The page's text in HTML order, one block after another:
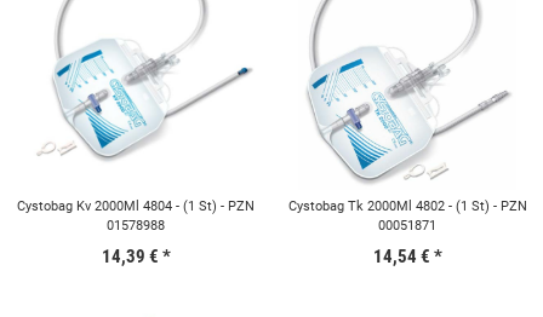
Cystobag Kv 2000Ml 4804 - (1 St) - PZN
01578988
14,39 € *
Cystobag Tk 2000Ml 4802 - (1 St) - PZN
00051871
14,54 € *